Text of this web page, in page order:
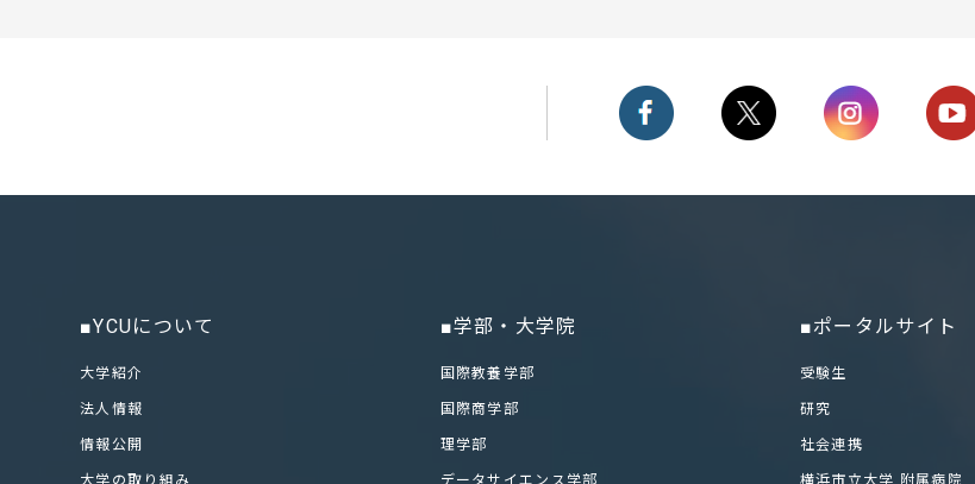
■YCUについて
大学紹介
法人情報
情報公開
大学の取り組み
■学部・大学院
国際教養学部
国際商学部
理学部
データサイエンス学部
■ポータルサイト
受験生
研究
社会連携
横浜市立大学 附属病院